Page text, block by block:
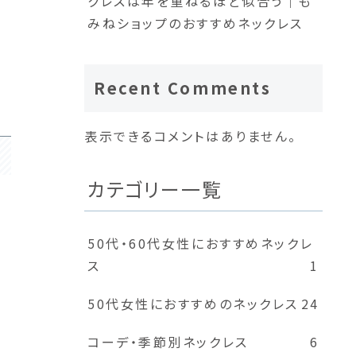
みねショップのおすすめネックレス
Recent Comments
表示できるコメントはありません。
カテゴリー一覧
50代・60代女性におすすめネックレ
ス
1
50代女性におすすめのネックレス 24
コーデ・季節別ネックレス
6